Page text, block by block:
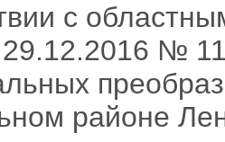
с
29.12.2016 №
районе